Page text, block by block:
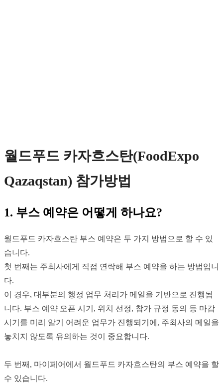
월드푸드 카자흐스탄(FoodExpo
Qazaqstan) 참가방법
1. 부스 예약은 어떻게 하나요?
월드푸드 카자흐스탄 부스 예약은 두 가지 방법으로 할 수 있
습니다.
첫 번째는 주최사에게 직접 연락해 부스 예약을 하는 방법입니
다.
이 경우, 대부분의 행정 업무 처리가 메일을 기반으로 진행됩
니다. 부스 예약 오픈 시기, 위치 선정, 참가 규정 동의 등 마감
시기를 미리 알기 어려운 업무가 진행되기에, 주최사의 메일을
놓치지 않도록 유의하는 것이 중요합니다.
두 번째, 마이페어에서 월드푸드 카자흐스탄의 부스 예약을 할
수 있습니다.